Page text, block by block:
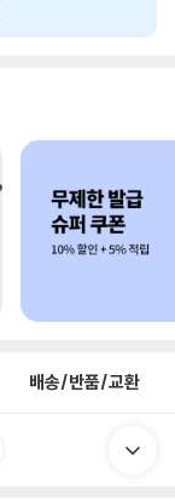
배송/반품/교환